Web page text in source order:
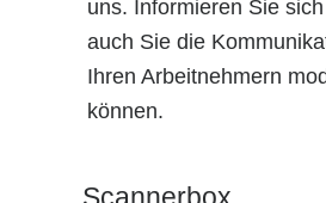
uns. Informieren Sie
auch Sie die
Ihren Arbeitnehmern
können.